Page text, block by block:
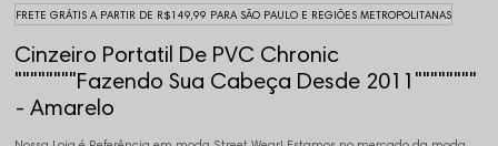
FRETE GRÁTIS A PARTIR DE R$149,99 PARA SÃO PAULO E REGIÕES METROPOLITANAS
Cinzeiro Portatil De PVC Chronic
""""""""Fazendo Sua Cabeça Desde 2011""""""""
- Amarelo